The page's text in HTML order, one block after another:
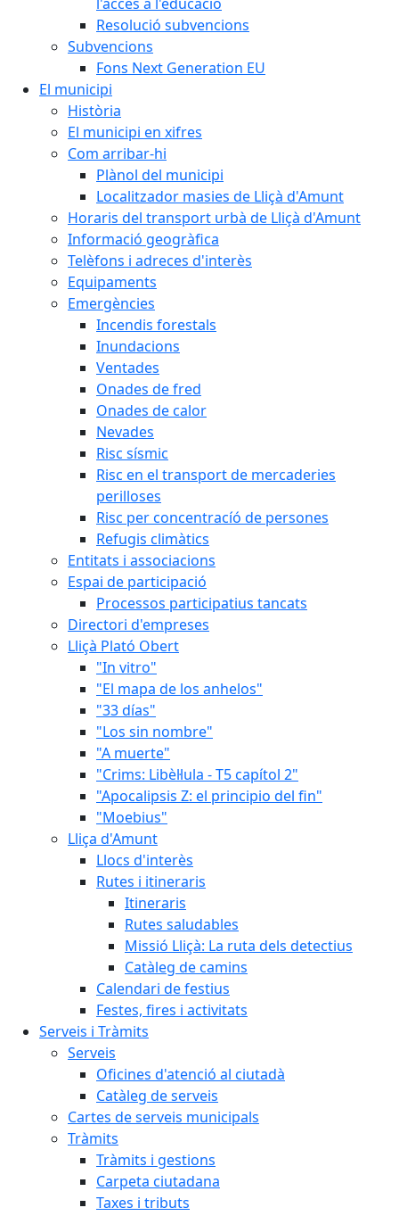
Resolució subvencions
Subvencions
Fons Next Generation EU
El municipi
Història
El municipi en xifres
Com arribar-hi
Plànol del municipi
Localitzador masies de Lliçà d'Amunt
Horaris del transport urbà de Lliçà d'Amunt
Informació geogràfica
Telèfons i adreces d'interès
Equipaments
Emergències
Incendis forestals
Inundacions
Ventades
Onades de fred
Onades de calor
Nevades
Risc sísmic
Risc en el transport de mercaderies
perilloses
Risc per concentracíó de persones
Refugis climàtics
Entitats i associacions
Espai de participació
Processos participatius tancats
Directori d'empreses
Lliçà Plató Obert
"In vitro"
"El mapa de los anhelos"
"33 días"
"Los sin nombre"
"A muerte"
"Crims: Libèl·lula - T5 capítol 2"
"Apocalipsis Z: el principio del fin"
"Moebius"
Lliça d'Amunt
Llocs d'interès
Rutes i itineraris
Itineraris
Rutes saludables
Missió Lliçà: La ruta dels detectius
Catàleg de camins
Calendari de festius
Festes, fires i activitats
Serveis i Tràmits
Serveis
Oficines d'atenció al ciutadà
Catàleg de serveis
Cartes de serveis municipals
Tràmits
Tràmits i gestions
Carpeta ciutadana
Taxes i tributs